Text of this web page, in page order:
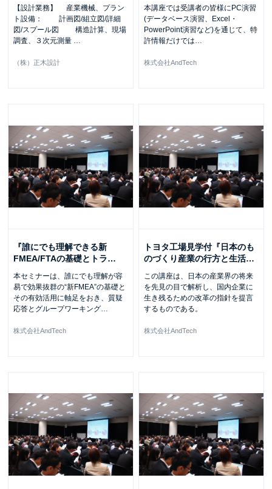
【設計業務】 産業機械、プラン
ト設備： 計画図/組立図/詳細
図/スプール図 構造計算、現場
調査、３次元測量 …
（株）正木設計
本講座では受講者の皆様にPC演習
(データベース演習、Excel・
PowerPoint演習など)を通じて、特
許情報だけでは…
株式会社AndTech
『誰にでも理解できる新
FMEA/FTAの基礎とトラ…
本セミナーは、誰にでも理解が容
易で効果抜群の“新FMEA”の基礎と
その有効活用に軸足をおき、質疑
応答とグループワーキング
株式会社AndTech
トヨタ工場見学付『日本のも
のづくり産業の行方と生活…
この講座は、日本の産業界の将来
を先見の目で解析し、国内企業に
生き残るための改革の指針を提言
するものである。
株式会社AndTech